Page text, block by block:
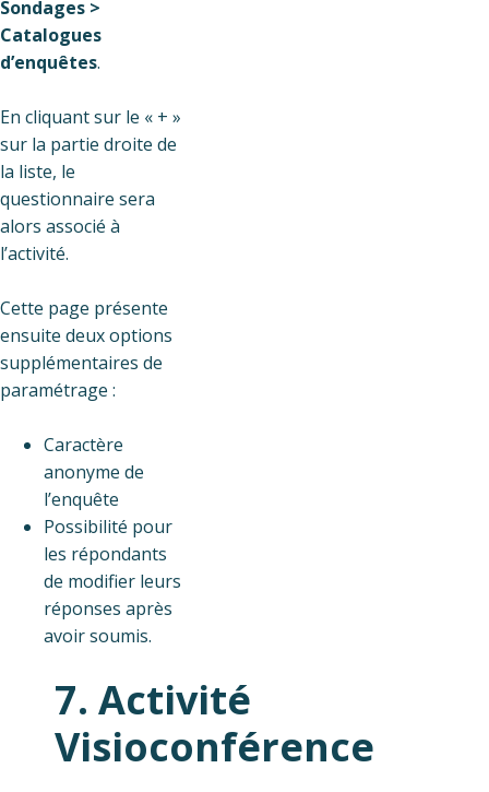
Sondages >
Catalogues
d’enquêtes.
En cliquant sur le « + »
sur la partie droite de
la liste, le
questionnaire sera
alors associé à
l’activité.
Cette page présente
ensuite deux options
supplémentaires de
paramétrage :
Caractère
anonyme de
l’enquête
Possibilité pour
les répondants
de modifier leurs
réponses après
avoir soumis.
7. Activité
Visioconférence